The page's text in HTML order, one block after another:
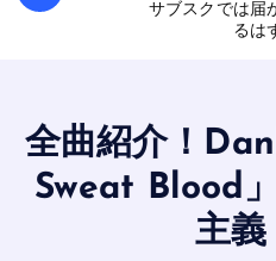
サブスクでは届
るは
全曲紹介！
Sweat Blood
主義